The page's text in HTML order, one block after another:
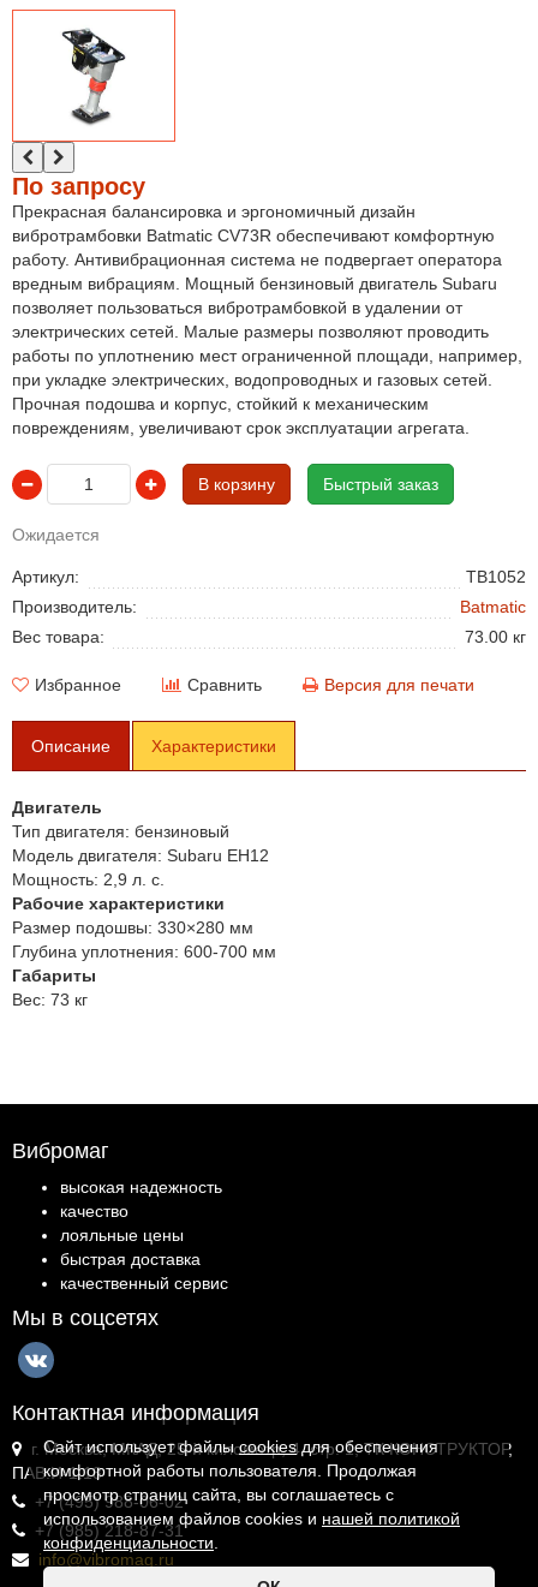
По запросу
Прекрасная балансировка и эргономичный дизайн
вибротрамбовки Batmatic CV73R обеспечивают комфортную
работу. Антивибрационная система не подвергает оператора
вредным вибрациям. Мощный бензиновый двигатель Subaru
позволяет пользоваться вибротрамбовкой в удалении от
электрических сетей. Малые размеры позволяют проводить
работы по уплотнению мест ограниченной площади, например,
при укладке электрических, водопроводных и газовых сетей.
Прочная подошва и корпус, стойкий к механическим
повреждениям, увеличивают срок эксплуатации агрегата.
В корзину Быстрый заказ
Ожидается
Артикул:
TB1052
Производитель:
Batmatic
Вес товара:
73.00 кг
Избранное Сравнить Версия для печати
Описание Характеристики
Двигатель
Тип двигателя: бензиновый
Модель двигателя: Subaru EH12
Мощность: 2,9 л. с.
Рабочие характеристики
Размер подошвы: 330×280 мм
Глубина уплотнения: 600-700 мм
Габариты
Вес: 73 кг
Вибромаг
высокая надежность
качество
лояльные цены
быстрая доставка
качественный сервис
Мы в соцсетях
Контактная информация
г. Москва, МКАД, 25-й километр, 4, стр. 1, ТК КОНСТРУКТОР,
ПАВ.И-1.18
+7 (495) 988-06-02
+7 (985) 218-87-31
info@vibromag.ru
Сайт использует файлыcookiesдля обеспечения
комфортной работы пользователя. Продолжая
просмотр страниц сайта, вы соглашаетесь с
использованием файлов cookies и нашей политикой
конфиденциальности